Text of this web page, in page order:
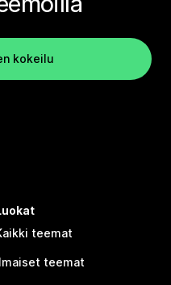
kokeilu
teemat
teemat